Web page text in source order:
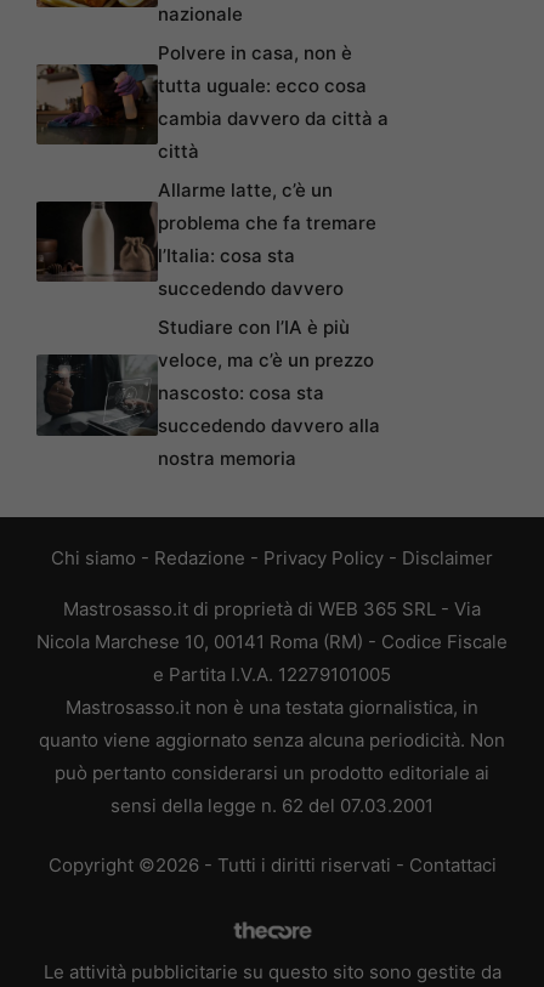
nazionale
Polvere in casa, non è
tutta uguale: ecco cosa
cambia davvero da città a
città
Allarme latte, c’è un
problema che fa tremare
l’Italia: cosa sta
succedendo davvero
Studiare con l’IA è più
veloce, ma c’è un prezzo
nascosto: cosa sta
succedendo davvero alla
nostra memoria
Chi siamo - Redazione - Privacy Policy - Disclaimer
Mastrosasso.it di proprietà di WEB 365 SRL - Via
Nicola Marchese 10, 00141 Roma (RM) - Codice Fiscale
e Partita I.V.A. 12279101005
Mastrosasso.it non è una testata giornalistica, in
quanto viene aggiornato senza alcuna periodicità. Non
può pertanto considerarsi un prodotto editoriale ai
sensi della legge n. 62 del 07.03.2001
Copyright ©2026 - Tutti i diritti riservati - Contattaci
Le attività pubblicitarie su questo sito sono gestite da